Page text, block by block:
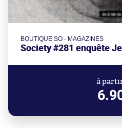
BOUTIQUE SO - MAGAZINES
Society #281 enquête
à